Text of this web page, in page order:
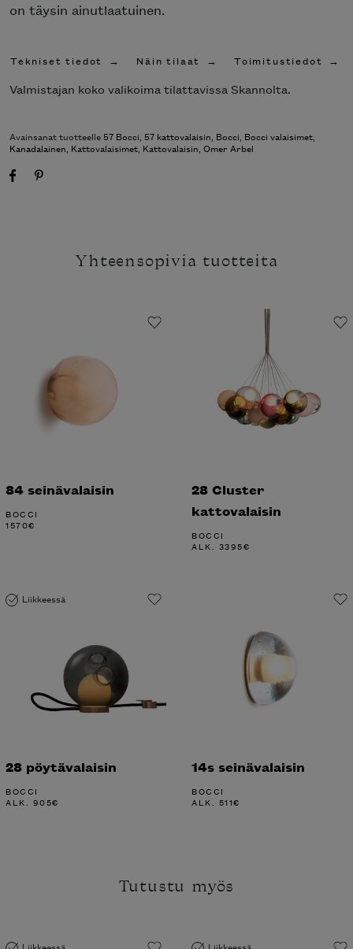
on täysin ainutlaatuinen.
Tekniset tiedot Näin tilaat Toimitustiedot
Valmistajan koko valikoima tilattavissa Skannolta.
Avainsanat tuotteelle57 Bocci, 57 kattovalaisin, Bocci, Bocci valaisimet,
Kanadalainen, Kattovalaisimet, Kattovalaisin, Omer Arbel
Yhteensopivia tuotteita
84 seinävalaisin
BOCCI
1570€
28 Cluster
kattovalaisin
BOCCI
ALK. 3395€
Liikkeessä
28 pöytävalaisin
BOCCI
ALK. 905€
14s seinävalaisin
BOCCI
ALK. 511€
Tutustu myös